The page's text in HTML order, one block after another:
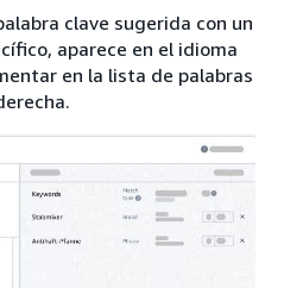
clave sugerida con un
aparece en el idioma
en la lista de palabras